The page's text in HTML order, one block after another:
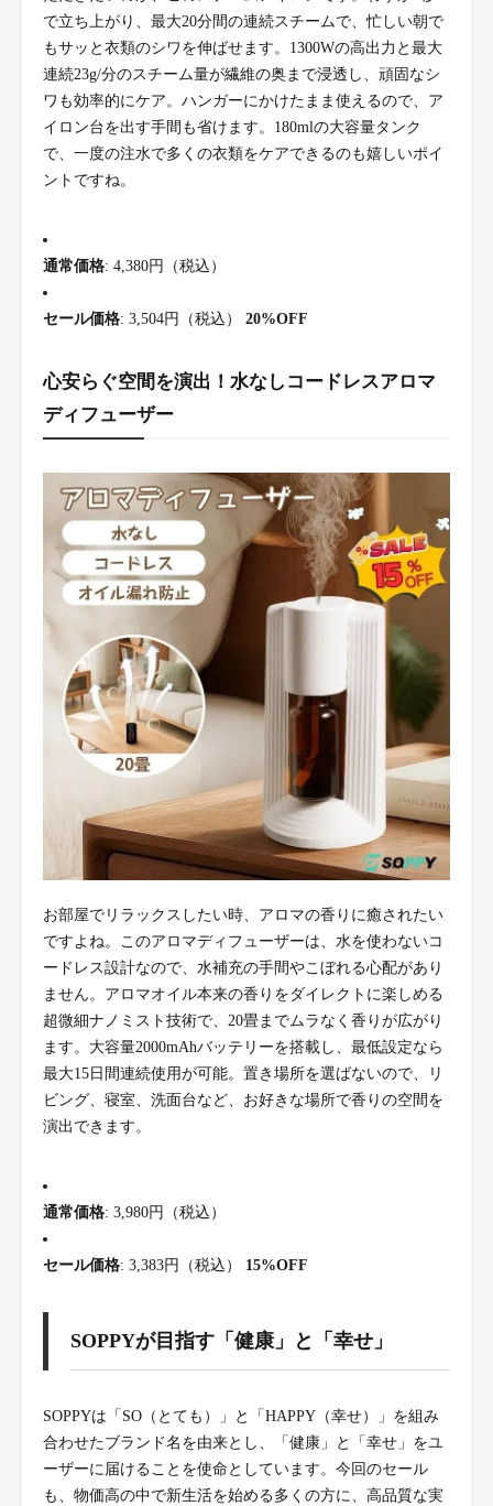
で立ち上がり、最大20分間の連続スチームで、忙しい朝で
もサッと衣類のシワを伸ばせます。1300Wの高出力と最大
連続23g/分のスチーム量が繊維の奥まで浸透し、頑固なシ
ワも効率的にケア。ハンガーにかけたまま使えるので、ア
イロン台を出す手間も省けます。180mlの大容量タンク
で、一度の注水で多くの衣類をケアできるのも嬉しいポイ
ントですね。
通常価格: 4,380円（税込）
セール価格: 3,504円（税込） 20%OFF
心安らぐ空間を演出！水なしコードレスアロマ
ディフューザー
お部屋でリラックスしたい時、アロマの香りに癒されたい
ですよね。このアロマディフューザーは、水を使わないコ
ードレス設計なので、水補充の手間やこぼれる心配があり
ません。アロマオイル本来の香りをダイレクトに楽しめる
超微細ナノミスト技術で、20畳までムラなく香りが広がり
ます。大容量2000mAhバッテリーを搭載し、最低設定なら
最大15日間連続使用が可能。置き場所を選ばないので、リ
ビング、寝室、洗面台など、お好きな場所で香りの空間を
演出できます。
通常価格: 3,980円（税込）
セール価格: 3,383円（税込） 15%OFF
SOPPYが目指す「健康」と「幸せ」
SOPPYは「SO（とても）」と「HAPPY（幸せ）」を組み
合わせたブランド名を由来とし、「健康」と「幸せ」をユ
ーザーに届けることを使命としています。今回のセール
も、物価高の中で新生活を始める多くの方に、高品質な実